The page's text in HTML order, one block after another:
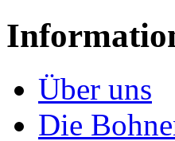
Über uns
Die